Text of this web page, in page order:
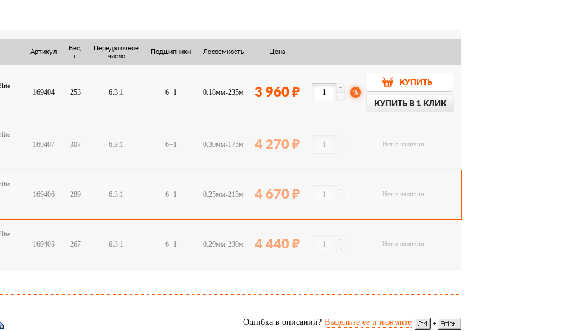
Артикул
Вес,
г
Передаточное
число
Подшипники Лесоемкость Цена
169404 253 6.3:1 6+1 0.18мм-235м 3 960 -
+
%
КУПИТЬ
КУПИТЬ В 1 КЛИК
169407 307 6.3:1 6+1 0.30мм-175м 4 270 -
+
Нет в наличии
169406 289 6.3:1 6+1 0.25мм-215м 4 670 -
+
Нет в наличии
169405 267 6.3:1 6+1 0.20мм-230м 4 440 -
+
Нет в наличии
Ошибка в описании? Выделите ее и нажмите